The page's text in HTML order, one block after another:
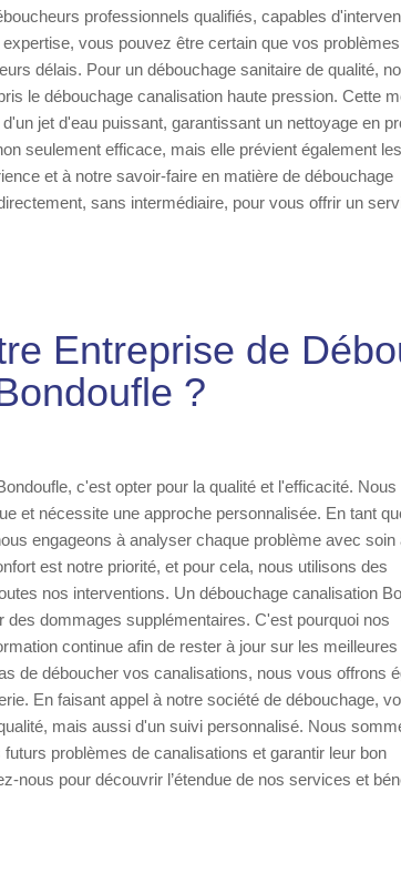
professionnels qualifiés, capables
vous pouvez être certain que vos
délais. Pour un débouchage sanitaire de qualité,
le débouchage canalisation haute pression. Cette
jet d'eau puissant, garantissant un nettoyage en
seulement efficace, mais elle prévient également
et à notre savoir-faire en matière de débouchage
sans intermédiaire, pour vous offrir un
Entreprise de
?
c'est opter pour la qualité et l'efficacité. Nous
et nécessite une approche personnalisée. En tant
engageons à analyser chaque problème avec soin
est notre priorité, et pour cela, nous utilisons des
nos interventions. Un débouchage canalisation
dommages supplémentaires. C'est pourquoi nos
continue afin de rester à jour sur les meilleures
de déboucher vos canalisations, nous vous offrons
En faisant appel à notre société de débouchage,
mais aussi d'un suivi personnalisé. Nous
problèmes de canalisations et garantir leur bon
nous pour découvrir l’étendue de nos services et